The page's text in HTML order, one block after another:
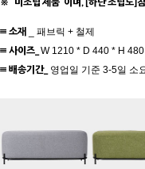
≡ 소재 _ 패브릭 + 철제
≡ 사이즈 W 1210 * D 440 * H 480
≡ 배송기간_ 영업일 기준 3-5일 소